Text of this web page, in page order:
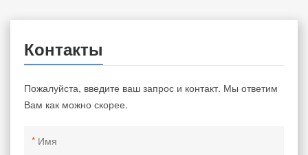
Контакты
Пожалуйста, введите ваш запрос и контакт. Мы ответим
Вам как можно скорее.
*